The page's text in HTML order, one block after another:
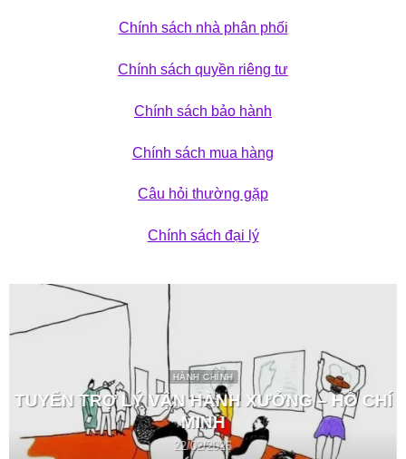
Chính sách nhà phân phối
Chính sách quyền riêng tư
Chính sách bảo hành
Chính sách mua hàng
Câu hỏi thường gặp
Chính sách đại lý
HÀNH CHÍNH
TUYỂN TRỢ LÝ VẬN HÀNH XƯỞNG – HỒ CHÍ
MINH
22/02/2026